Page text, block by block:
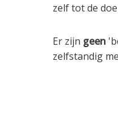
zelf tot de
Er zijn geen
zelfstandig